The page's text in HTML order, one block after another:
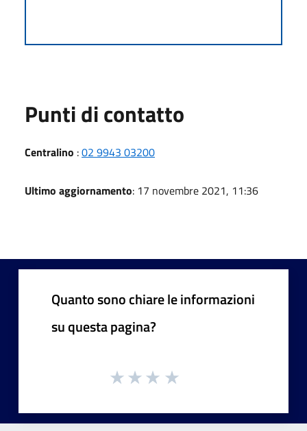
Punti di contatto
Centralino :02 9943 03200
Ultimo aggiornamento: 17 novembre 2021, 11:36
Quanto sono chiare le informazioni
su questa pagina?